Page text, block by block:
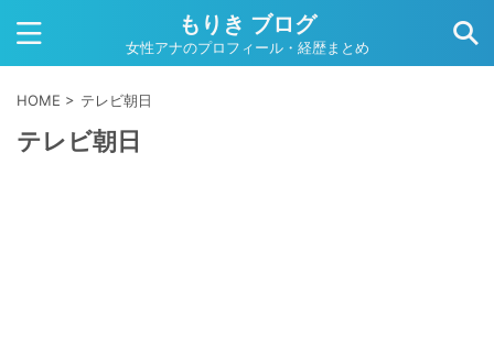
もりき ブログ
女性アナのプロフィール・経歴まとめ
HOME > テレビ朝日
テレビ朝日